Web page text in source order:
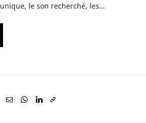
le son recherché, les…